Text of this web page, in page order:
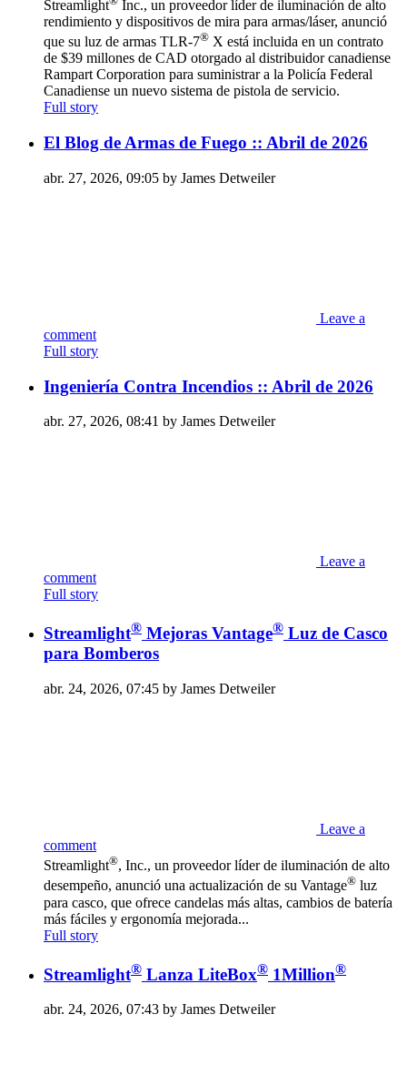
Streamlight
Inc., un proveedor líder de iluminación de alto
rendimiento y dispositivos de mira para armas/láser, anunció
que su luz de armas TLR-7® X está incluida en un contrato
de $39 millones de CAD otorgado al distribuidor canadiense
Rampart Corporation para suministrar a la Policía Federal
Canadiense un nuevo sistema de pistola de servicio.
Full story
El Blog de Armas de Fuego :: Abril de 2026
abr. 27, 2026, 09:05 by James Detweiler
Leave a
comment
Full story
Ingeniería Contra Incendios :: Abril de 2026
abr. 27, 2026, 08:41 by James Detweiler
Leave a
comment
Full story
Streamlight® Mejoras Vantage® Luz de Casco
para Bomberos
abr. 24, 2026, 07:45 by James Detweiler
Leave a
comment
Streamlight®, Inc., un proveedor líder de iluminación de alto
desempeño, anunció una actualización de su Vantage® luz
para casco, que ofrece candelas más altas, cambios de batería
más fáciles y ergonomía mejorada...
Full story
Streamlight® Lanza LiteBox® 1Million®
abr. 24, 2026, 07:43 by James Detweiler